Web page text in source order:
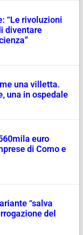
“Le rivoluzioni
diventare
una villetta.
una in ospedale
euro
di Como e
“salva
del